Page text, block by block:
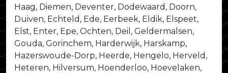
Haag, Diemen, Deventer, Dodewaard, Doorn,
Duiven, Echteld, Ede, Eerbeek, Eldik, Elspeet,
Elst, Enter, Epe, Ochten, Deil, Geldermalsen,
Gouda, Gorinchem, Harderwijk, Harskamp,
Hazerswoude-Dorp, Heerde, Hengelo, Herveld,
Heteren, Hilversum, Hoenderloo, Hoevelaken,